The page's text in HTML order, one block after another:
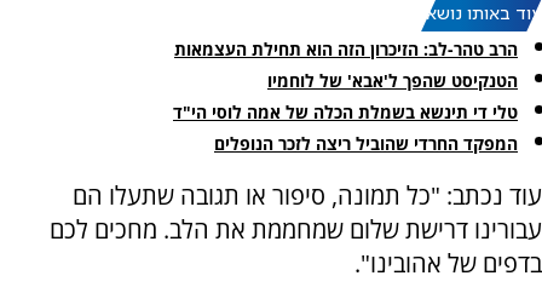
עוד באותו נושא:
הרב טהר-לב: הזיכרון הזה הוא תחילת העצמאות
הטנקיסט שהפך ל'אבא' של לוחמיו
טלי די תינשא בשמלת הכלה של אמה לוסי הי"ד
המפקד החרדי שהוביל ריצה לזכר הנופלים
עוד נכתב: "כל תמונה, סיפור או תגובה שתעלו הם
עבורינו דרישת שלום שמחממת את הלב. מחכים לכם
בדפים של אהובינו".